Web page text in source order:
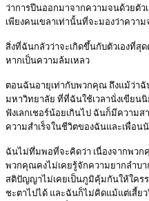
ว่าการปีนออกมาจากความจนด้วยตั
เพียงคนเขลาเท่านั้นที่จะมองว่าควา
สิ่งที่ฉันกลัวว่าจะเกิดขึ้นกับตัวเองที่
หากเป็นความล้มเหลว
ตอนฉันอายุเท่ากับพวกคุณ ถึงแม้ว่าฉั
มหาวิทยาลัย ที่ที่ฉันใช้เวลานั่งเขียน
ฟังเลกเชอร์น้อยเกินไป ฉันก็มีความส
ความสำเร็จในชีวิตของฉันและเพื่อน
ฉันไม่ทึ่มพอที่จะคิดว่า เนื่องจากพว
พวกคุณคงไม่เคยรู้จักความยากลำบ
สติปัญญาไม่เคยเป็นภูมิคุ้มกันให้ใค
ชะตาไปได้ และฉันก็ไม่คิดแม้แต่เสี้ย